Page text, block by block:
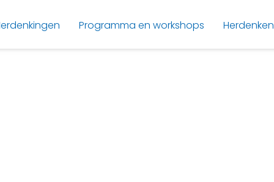
Programma en workshops Herdenken